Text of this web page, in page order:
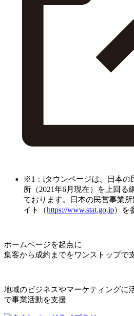
※1：iタウンページは、日本の
所（2021年6月現在）を上回る
ております。日本の民営事業
イト（https://www.stat.go.jp）を
ホームページを起点に
集客から成約までをワンストップで
地域のビジネスやマーケティングに
で事業活動を支援